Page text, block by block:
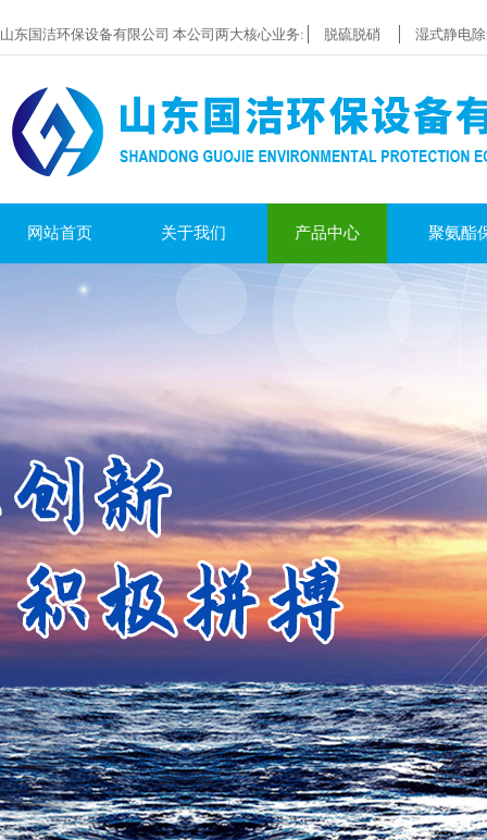
山东国洁环保设备有限公司 本公司两大核心业务: 脱硫脱硝 湿式静电
网站首页 关于我们 产品中心 聚氨酯